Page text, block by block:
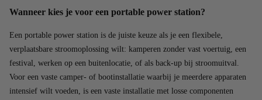
Wanneer kies je voor een portable power station?
Een portable power station is de juiste keuze als je een flexibele,
verplaatsbare stroomoplossing wilt: kamperen zonder vast voertuig, een
festival, werken op een buitenlocatie, of als back-up bij stroomuitval.
Voor een vaste camper- of bootinstallatie waarbij je meerdere apparaten
intensief wilt voeden, is een vaste installatie met losse componenten